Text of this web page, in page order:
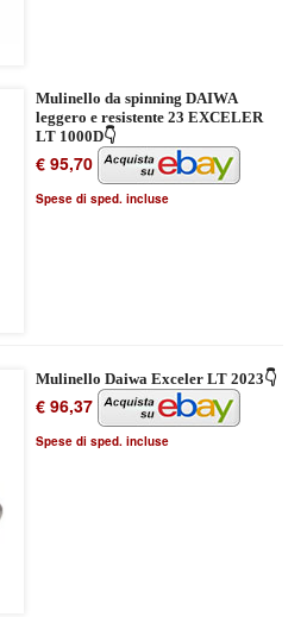
Mulinello da spinning DAIWA
leggero e resistente 23 EXCELER
LT 1000D👇
€ 95,70
Spese di sped. incluse
Mulinello Daiwa Exceler LT 2023👇
€ 96,37
Spese di sped. incluse